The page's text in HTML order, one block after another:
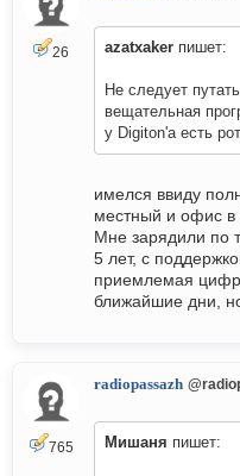
26 azatxaker пишет:
Не следует
вещательная
у Digiton'а есть
имелся ввиду
местный и офис в
Мне зарядили по
5 лет, с
приемлемая
ближайшие дни,
765
radiopassazh
Мишаня пишет: